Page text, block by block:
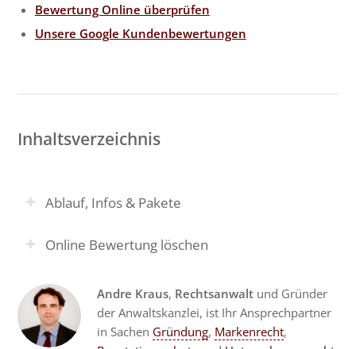
Bewertung Online überprüfen
Unsere Google Kundenbewertungen
Inhaltsverzeichnis
Ablauf, Infos & Pakete
Online Bewertung löschen
Andre Kraus, Rechtsanwalt und Gründer
der Anwaltskanzlei, ist Ihr Ansprechpartner
in Sachen Gründung, Markenrecht,